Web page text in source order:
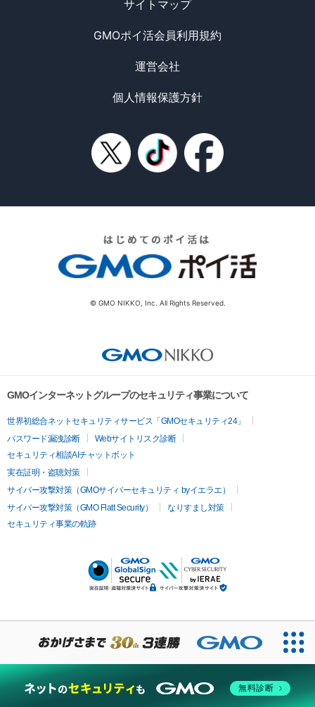
サイトマップ
GMOポイ活会員利用規約
運営会社
個人情報保護方針
© GMO NIKKO, Inc. All Rights Reserved.
GMOインターネットグループのセキュリティ事業について
世界初総合ネットセキュリティサービス「GMOセキュリティ24」
パスワード漏洩診断
Webサイトリスク診断
セキュリティ相談AIチャットボット
実在証明・盗聴対策
サイバー攻撃対策（GMOサイバーセキュリティ byイエラエ）
サイバー攻撃対策（GMO Flatt Security）
なりすまし対策
セキュリティ事業の軌跡
無料診断